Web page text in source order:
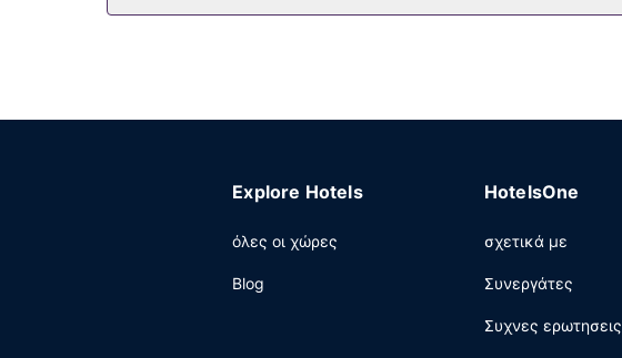
Explore Hotels
όλες οι χώρες
Blog
HotelsOne
σχετικά με
Συνεργάτες
Συχνες ερωτησεις